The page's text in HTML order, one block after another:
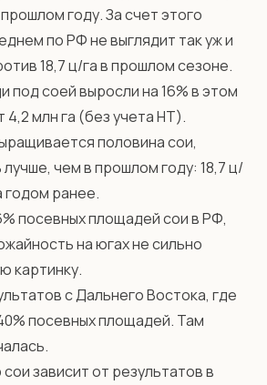
году. За счет этого
по РФ не выглядит так уж и
18,7 ц/га в прошлом сезоне.
под соей выросли на 16% в этом
4,2 млн га (без учета НТ).
половина сои,
чем в прошлом году: 18,7 ц/
годом ранее.
посевных площадей сои в РФ,
на югах не сильно
картинку.
с Дальнего Востока, где
посевных площадей. Там
зависит от результатов в